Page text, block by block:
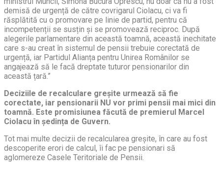
demisă de urgență de către covrigarul Ciolacu, ci va fi
răsplătită cu o promovare pe linie de partid, pentru că
incompetenții se susțin și se promovează reciproc. După
alegerile parlamentare din această toamnă, această inechitate
care s-au creat în sistemul de pensii trebuie corectată de
urgență, iar Partidul Alianța pentru Unirea Românilor se
angajează să le facă dreptate tuturor pensionarilor din
această țară.”
Deciziile de recalculare greșite urmează să fie
corectate, iar pensionarii NU vor primi pensii mai mici din
toamnă. Este promisiunea făcută de premierul Marcel
Ciolacu în ședința de Guvern.
Tot mai multe decizii de recalcularea greșite, în care au fost
descoperite erori de calcul, îi fac pe pensionari să
aglomereze Casele Teritoriale de Pensii.